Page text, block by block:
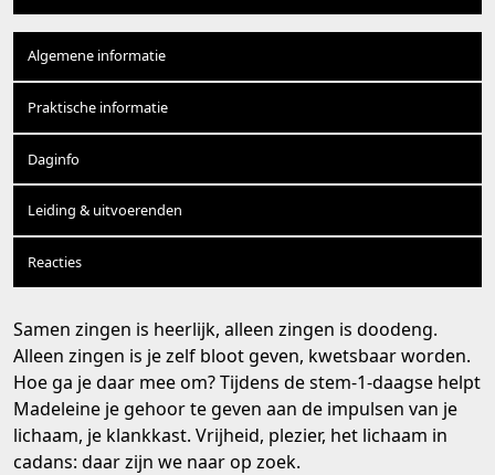
Algemene informatie
Praktische informatie
Daginfo
Leiding & uitvoerenden
Reacties
Samen zingen is heerlijk, alleen zingen is doodeng.
Alleen zingen is je zelf bloot geven, kwetsbaar worden.
Hoe ga je daar mee om? Tijdens de stem-1-daagse helpt
Madeleine je gehoor te geven aan de impulsen van je
lichaam, je klankkast. Vrijheid, plezier, het lichaam in
cadans: daar zijn we naar op zoek.